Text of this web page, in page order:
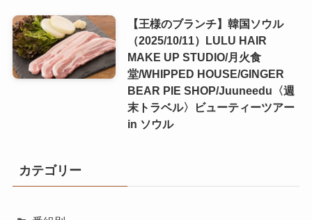
【王様のブランチ】韓国ソウル
（2025/10/11）LULU HAIR
MAKE UP STUDIO/月火食
堂/WHIPPED HOUSE/GINGER
BEAR PIE SHOP/Juuneedu〈週
末トラベル〉ビューティーツアー
in ソウル
カテゴリー